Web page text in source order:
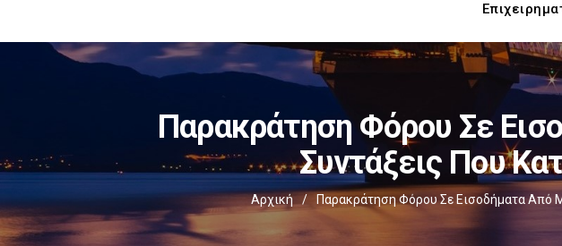
Παρακράτηση Φόρου Σε
Συντάξεις Που
Αρχική / Παρακράτηση Φόρου Σε Εισοδήματα Από